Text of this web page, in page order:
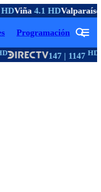
Viña4.1 HDValparaíso
Programación
147 | 1147HD